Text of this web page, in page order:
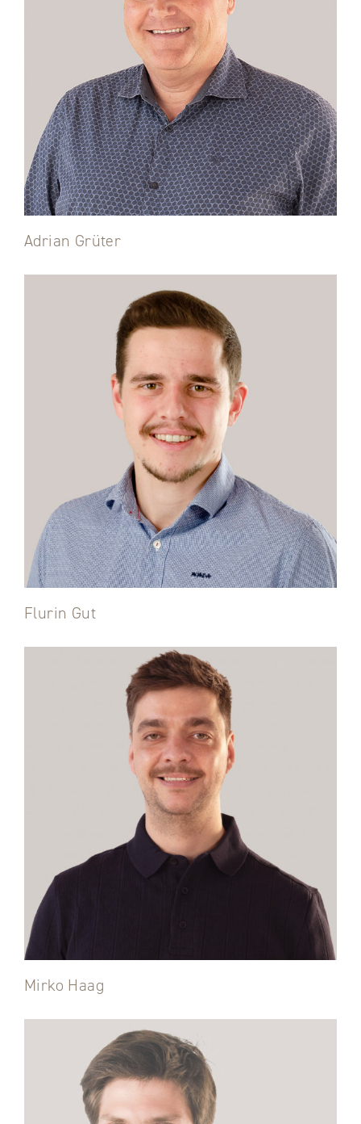
Adrian Grüter
Flurin Gut
Mirko Haag